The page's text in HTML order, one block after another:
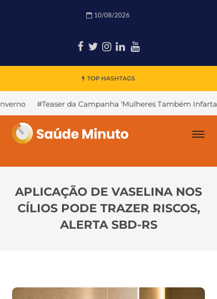
10/08/2026
TOP HASHTAGS
#Teaser da Campanha ‘Mulheres Também Infartam’
APLICAÇÃO DE VASELINA NOS
CÍLIOS PODE TRAZER RISCOS,
ALERTA SBD-RS